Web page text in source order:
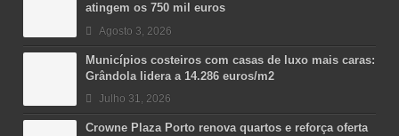
atingem os 750 mil euros
Agosto 3, 2026
Municípios costeiros com casas de luxo mais caras:
Grândola lidera a 14.286 euros/m2
Julho 31, 2026
Crowne Plaza Porto renova quartos e reforça oferta